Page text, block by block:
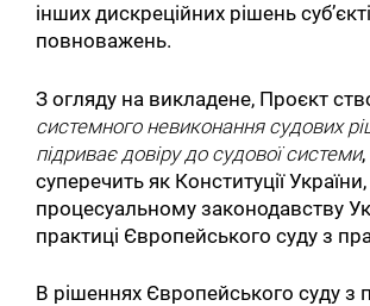
інших дискреційних рішень
повноважень.
З огляду на викладене, Проєкт
системного невиконання судових
підриває довіру до судової системи
суперечить як Конституції
процесуальному законодавству
практиці Європейського суду з
В рішеннях Європейського суду з